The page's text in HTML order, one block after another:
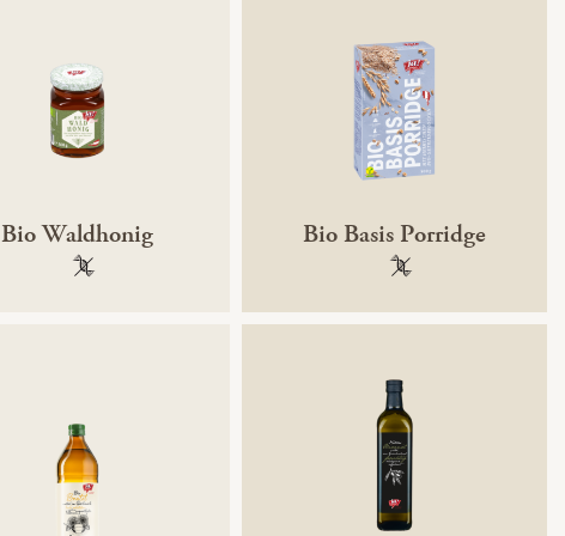
Bio Waldhonig
100 % gentechnikfrei
Bio Basis Porridge
100 %